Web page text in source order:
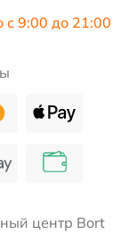
с 9:00 до 21:00
центр Bort